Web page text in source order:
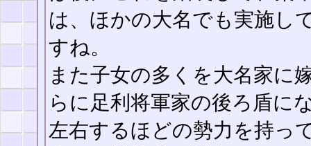
は、ほかの大名でも実施し
すね。
また子女の多くを大名家に
らに足利将軍家の後ろ盾に
左右するほどの勢力を持っ